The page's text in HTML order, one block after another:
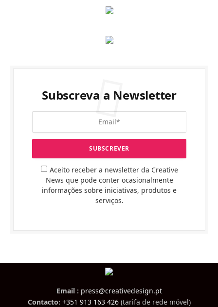
Subscreva a Newsletter
Aceito receber a newsletter da Creative
News que pode conter ocasionalmente
informações sobre iniciativas, produtos e
serviços.
Email : press@creativedesign.pt
Contacto: +351 913 163 426(tarifa de rede móvel)